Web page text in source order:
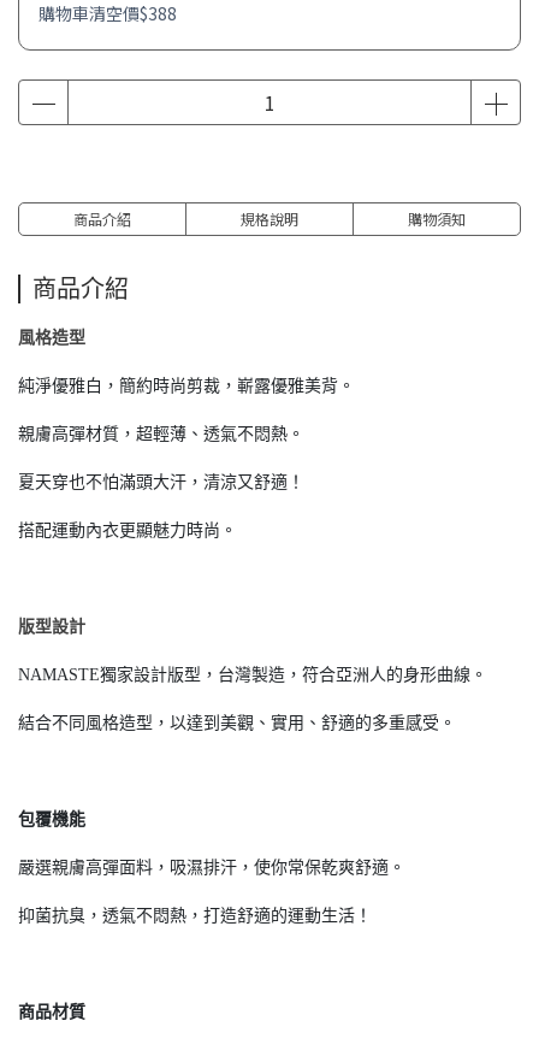
購物車清空價$388
商品介紹 規格說明 購物須知
商品介紹
風格造型
純淨優雅白，簡約時尚剪裁，嶄露優雅美背。
親膚高彈材質，超輕薄、透氣不悶熱。
夏天穿也不怕滿頭大汗，清涼又舒適！
搭配運動內衣更顯魅力時尚。
版型設計
NAMASTE獨家設計版型，台灣製造，符合亞洲人的身形曲線。
結合不同風格造型，以達到美觀、實用、舒適的多重感受。
包覆機能
嚴選親膚高彈面料，吸濕排汗，使你常保乾爽舒適。
抑菌抗臭，透氣不悶熱，打造舒適的運動生活！
商品材質